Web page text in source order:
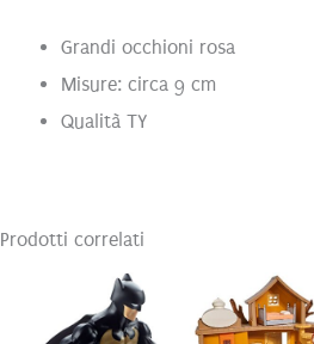
Grandi occhioni rosa
Misure: circa 9 cm
Qualità TY
Prodotti correlati